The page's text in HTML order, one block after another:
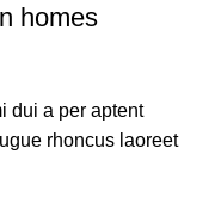
homes
dui a per aptent
rhoncus laoreet